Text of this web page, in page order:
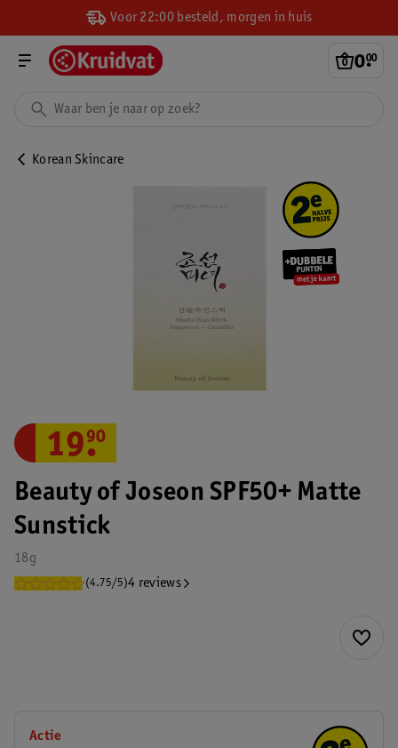
Voor 22:00 besteld, morgen in huis
0.
00
Korean Skincare
Beauty of Joseon SPF50+ Matte
Sunstick
18g
(4.75/5)4 reviews
19.
90
Actie